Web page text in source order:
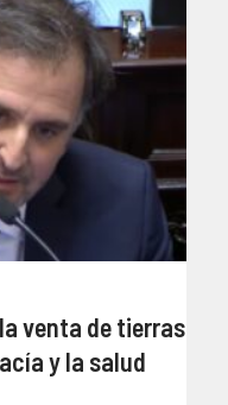
venta de tierras
y la salud